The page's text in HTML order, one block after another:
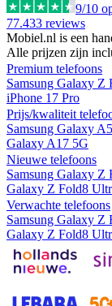
9/10
77.433 reviews
Mobiel.nl is een
Alle prijzen zijn
Premium telefoons
Samsung Galaxy Z
iPhone 17 Pro
Prijs/kwaliteit
Samsung Galaxy
Galaxy A17 5G
Nieuwe telefoons
Samsung Galaxy Z
Galaxy Z Fold8
Verwachte telefoons
Samsung Galaxy Z
Galaxy Z Fold8